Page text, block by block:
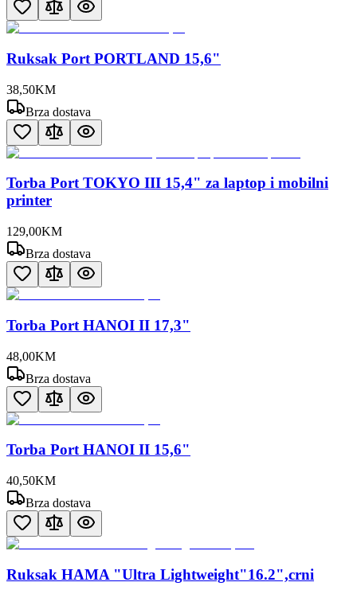
Ruksak Port PORTLAND 15,6"
38,50KM
Brza dostava
Torba Port TOKYO III 15,4" za laptop i mobilni
printer
129,00KM
Brza dostava
Torba Port HANOI II 17,3"
48,00KM
Brza dostava
Torba Port HANOI II 15,6"
40,50KM
Brza dostava
Ruksak HAMA "Ultra Lightweight"16.2",crni